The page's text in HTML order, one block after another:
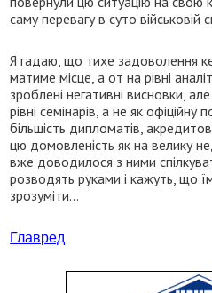
саму перевагу в суто військовій
Я гадаю, що тихе задоволення
матиме місце, а от на рівні
зроблені негативні висновки,
рівні семінарів, а не як
більшість дипломатів,
цю домовленість як на велику
вже доводилося з ними
розводять руками і кажуть, що
зрозуміти...
Главред